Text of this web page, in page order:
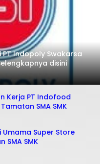
Indopoly Swakarsa
disini
Kerja PT Indofood
SMA SMK
Super Store
SMA SMK